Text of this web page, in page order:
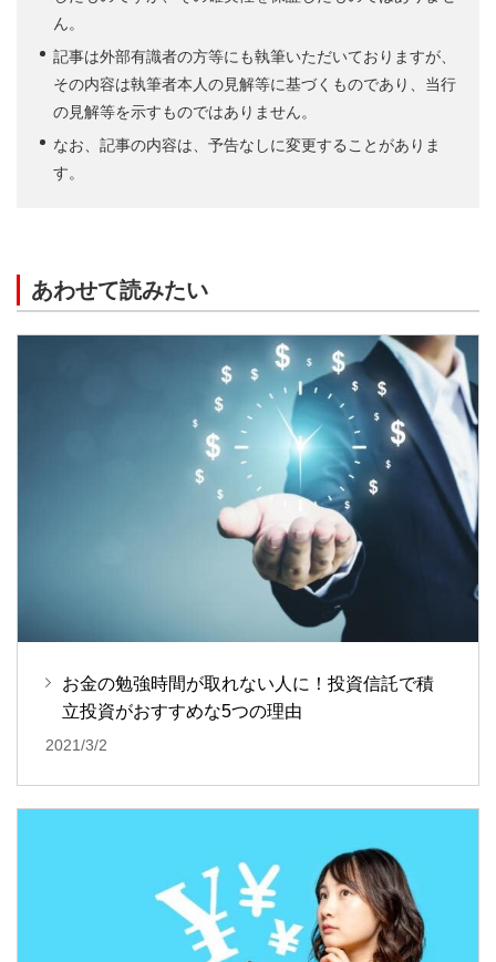
ん。
記事は外部有識者の方等にも執筆いただいておりますが、
その内容は執筆者本人の見解等に基づくものであり、当行
の見解等を示すものではありません。
なお、記事の内容は、予告なしに変更することがありま
す。
あわせて読みたい
お金の勉強時間が取れない人に！投資信託で積
立投資がおすすめな5つの理由
2021/3/2